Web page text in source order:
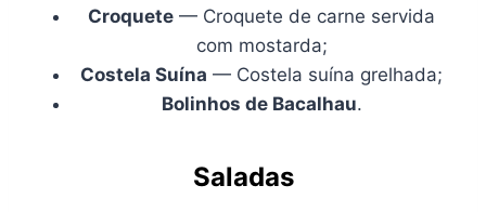
Croquete — Croquete de carne servida
com mostarda;
Costela Suína — Costela suína grelhada;
Bolinhos de Bacalhau.
Saladas